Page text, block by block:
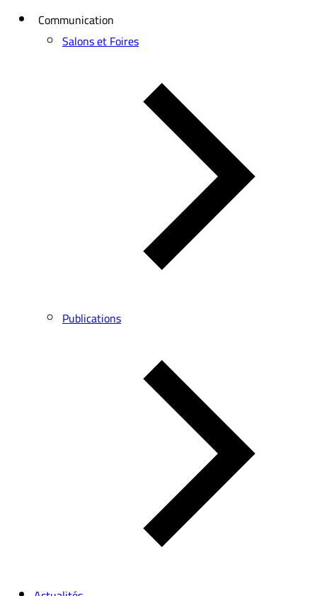
Communication
Salons et Foires
Publications